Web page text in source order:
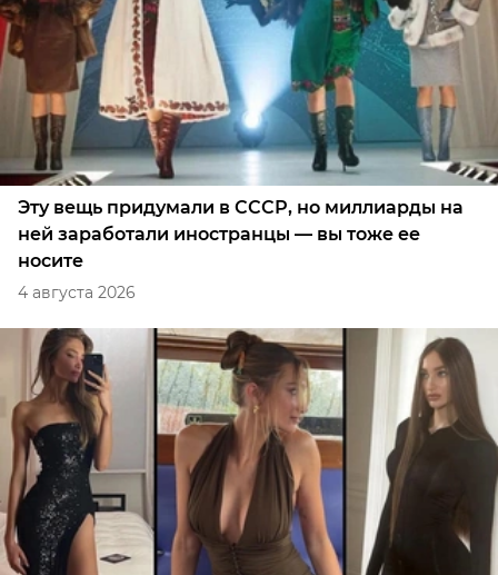
Эту вещь придумали в СССР, но миллиарды на
ней заработали иностранцы — вы тоже ее
носите
4 августа 2026